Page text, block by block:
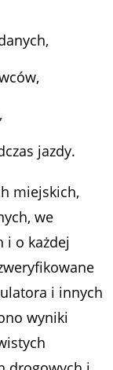
jazdy.
miejskich,
we
i o każdej
i innych
wyniki